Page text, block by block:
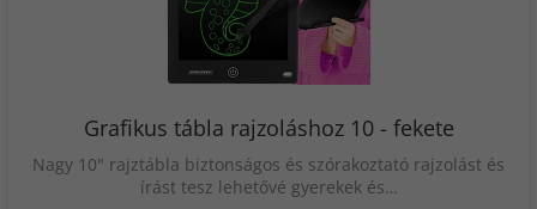
Grafikus tábla rajzoláshoz 10 - fekete
Nagy 10" rajztábla biztonságos és szórakoztató rajzolást és
írást tesz lehetővé gyerekek és…